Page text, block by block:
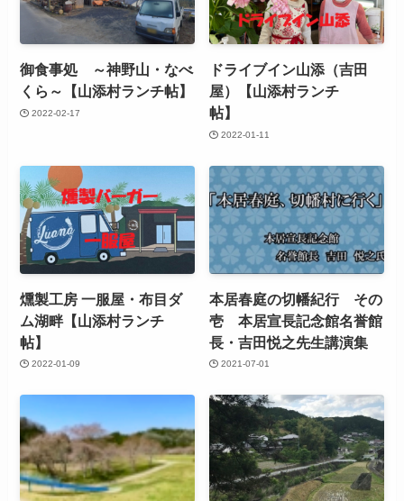
御食事処 ～神野山・なべ
くら～【山添村ランチ帖】
2022-02-17
ドライブイン山添（吉田
屋）【山添村ランチ
帖】
2022-01-11
燻製工房 一服屋・布目ダ
ム湖畔【山添村ランチ
帖】
2022-01-09
本居春庭の切幡紀行 その
壱 本居宣長記念館名誉館
長・吉田悦之先生講演集
2021-07-01